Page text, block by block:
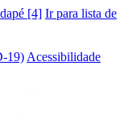
[4] Ir para lista de
19) Acessibilidade